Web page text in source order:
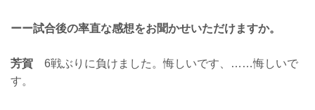
ーー試合後の率直な感想をお聞かせいただけますか。
芳賀 6戦ぶりに負けました。悔しいです、……悔しいで
す。